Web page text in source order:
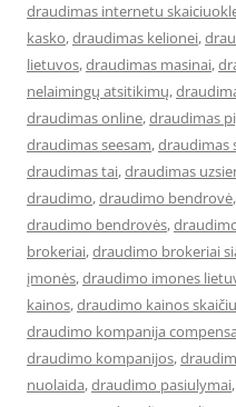
draudimas internetu
kasko,draudimas kelionei,
lietuvos,draudimas masinai,
nelaimingų atsitikimų,
draudimas online,draudimas
draudimas seesam,draudimas
draudimas tai,draudimas
draudimo,draudimo bendrovė,
draudimo bendrovės,
brokeriai,draudimo brokeriai
įmonės,draudimo imones
kainos,draudimo kainos
draudimo kompanija compensa
draudimo kompanijos,
nuolaida,draudimo pasiulymai,